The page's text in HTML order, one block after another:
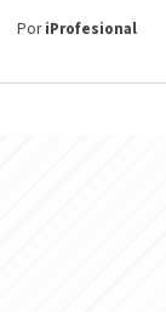
PoriProfesional